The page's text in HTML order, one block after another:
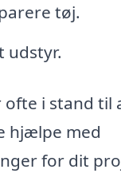
tøj.
udstyr.
ofte i stand til
hjælpe med
for dit